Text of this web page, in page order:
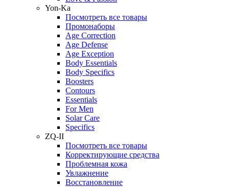
Yon-Ka
Посмотреть все товары
Промонаборы
Age Correction
Age Defense
Age Exception
Body Essentials
Body Specifics
Boosters
Contours
Essentials
For Men
Solar Care
Specifics
ZQ-II
Посмотреть все товары
Корректирующие средства
Проблемная кожа
Увлажнение
Восстановление